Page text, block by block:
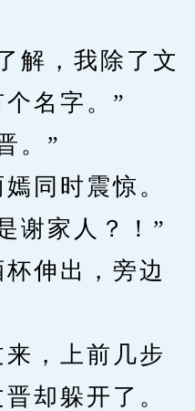
，我除了文
名字。”
。”
同时震惊。
家人？！”
伸出，旁边
，上前几步
却躲开了。